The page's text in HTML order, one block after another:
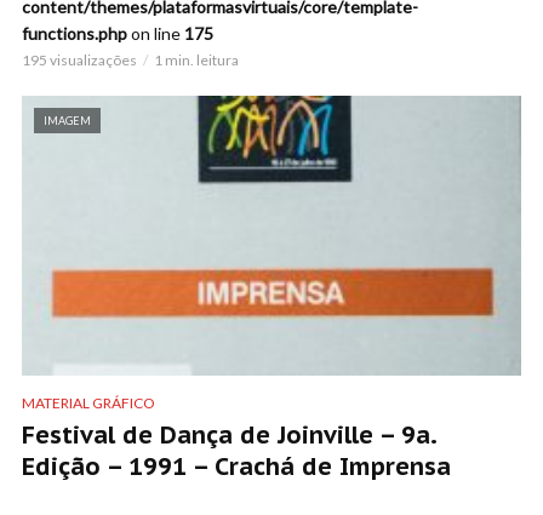
content/themes/plataformasvirtuais/core/template-
functions.phpon line 175
195 visualizações 1 min. leitura
IMAGEM
MATERIAL GRÁFICO
Festival de Dança de Joinville – 9a.
Edição – 1991 – Crachá de Imprensa